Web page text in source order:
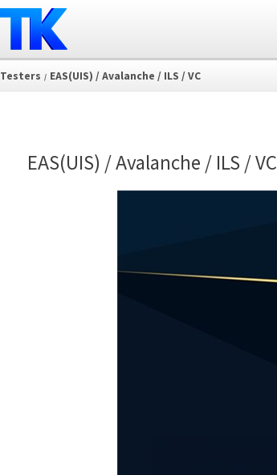
Testers / EAS(UIS) / Avalanche / ILS / VC
EAS(UIS) / Avalanche / ILS / VC